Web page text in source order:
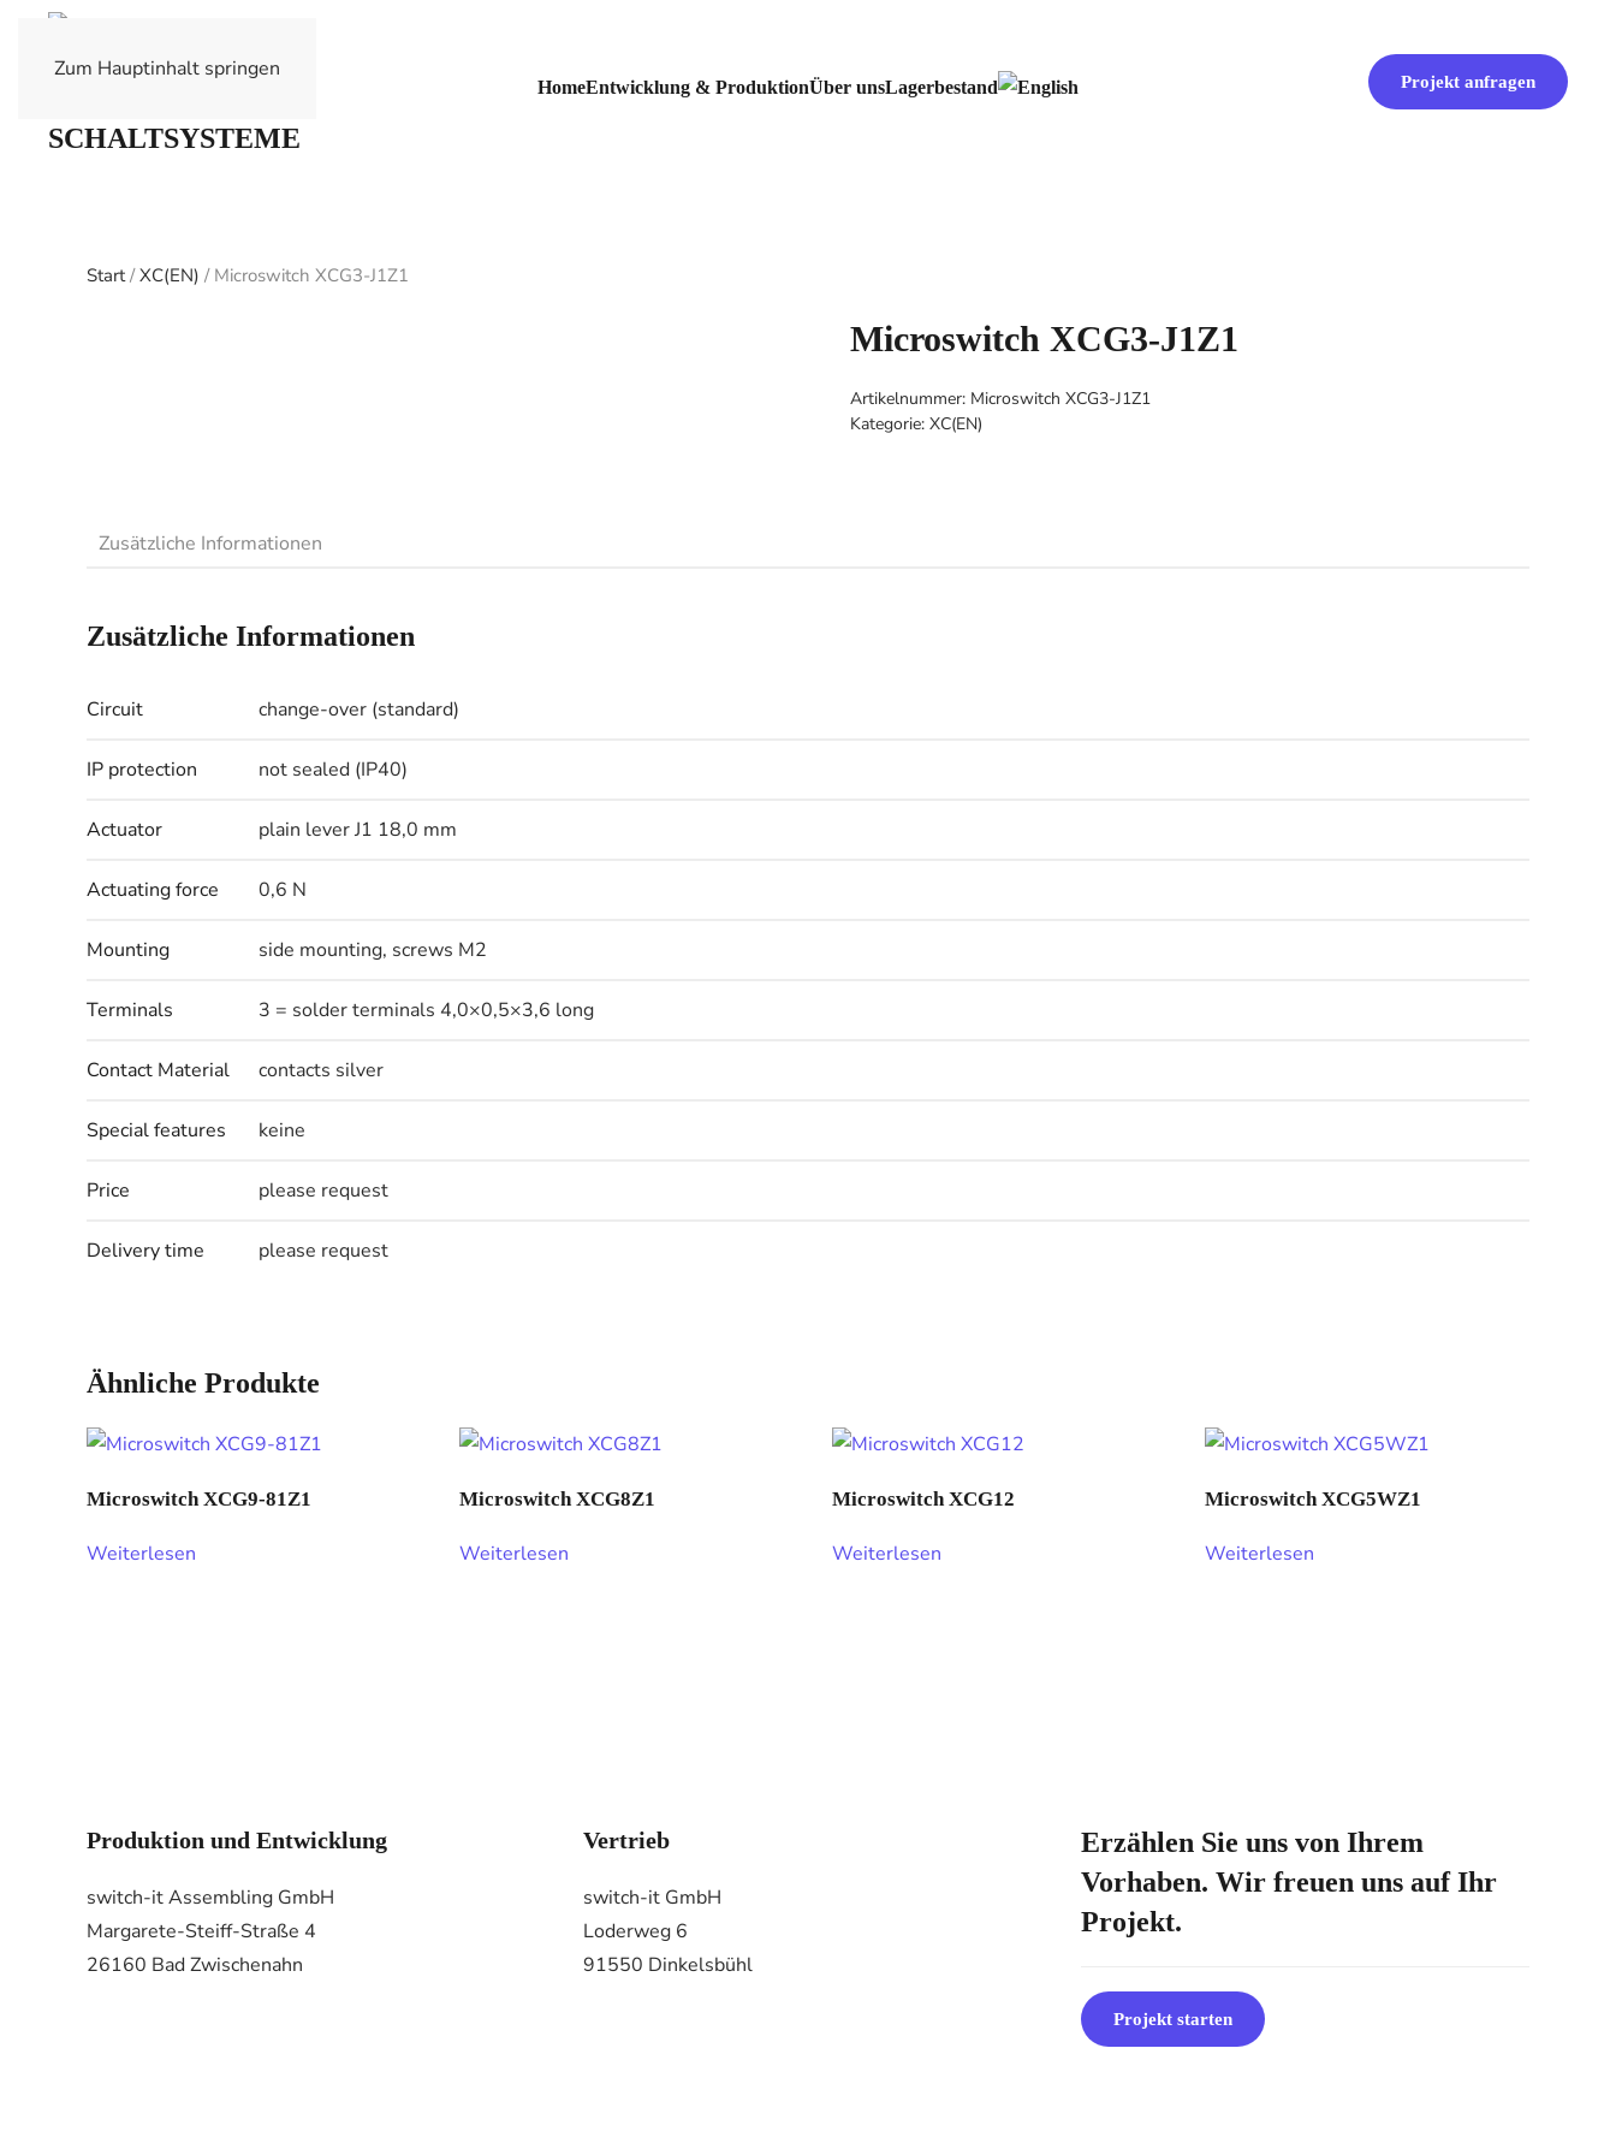
Zum Hauptinhalt springen
HomeEntwicklung & ProduktionÜber unsLagerbestand Projekt anfragen
Start/XC(EN) / Microswitch XCG3-J1Z1
Microswitch XCG3-J1Z1
Artikelnummer: Microswitch XCG3-J1Z1
Kategorie: XC(EN)
Zusätzliche Informationen
Zusätzliche Informationen
Circuit change-over (standard)
IP protection not sealed (IP40)
Actuator plain lever J1 18,0 mm
Actuating force 0,6 N
Mounting side mounting, screws M2
Terminals 3 = solder terminals 4,0×0,5×3,6 long
Contact Material contacts silver
Special features keine
Price please request
Delivery time please request
Ähnliche Produkte
Microswitch XCG9-81Z1
Weiterlesen
Microswitch XCG8Z1
Weiterlesen
Microswitch XCG12
Weiterlesen
Microswitch XCG5WZ1
Weiterlesen
Produktion und Entwicklung
switch-it Assembling GmbH
Margarete-Steiff-Straße 4
26160 Bad Zwischenahn
Vertrieb
switch-it GmbH
Loderweg 6
91550 Dinkelsbühl
Erzählen Sie uns von Ihrem
Vorhaben. Wir freuen uns auf Ihr
Projekt.
Projekt starten